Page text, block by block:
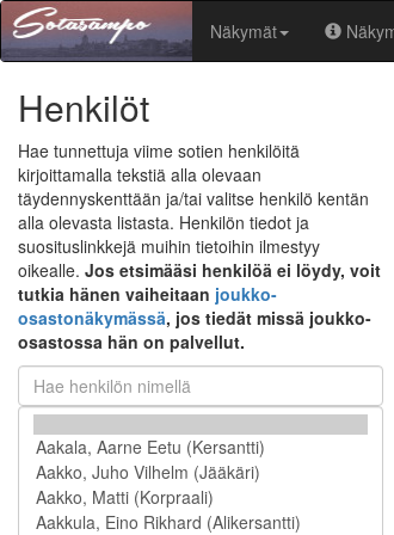
Näkymät
Henkilöt
Hae tunnettuja viime sotien henkilöitä
kirjoittamalla tekstiä alla olevaan
täydennyskenttään ja/tai valitse henkilö kentän
alla olevasta listasta. Henkilön tiedot ja
suosituslinkkejä muihin tietoihin ilmestyy
oikealle. Jos etsimääsi henkilöä ei löydy, voit
tutkia hänen vaiheitaan joukko-
osastonäkymässä, jos tiedät missä joukko-
osastossa hän on palvellut.